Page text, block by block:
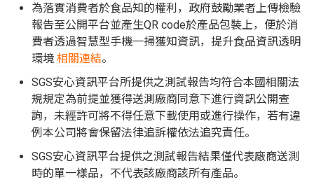
為落實消費者於食品知的權利，政府鼓勵業者上傳檢驗
報告至公開平台並產生QR code於產品包裝上，便於消
費者透過智慧型手機一掃獲知資訊，提升食品資訊透明
環境 相關連結。
SGS安心資訊平台所提供之測試報告均符合本國相關法
規規定為前提並獲得送測廠商同意下進行資訊公開查
詢，未經許可將不得任意下載使用或進行操作，若有違
例本公司將會保留法律追訴權依法追究責任。
SGS安心資訊平台提供之測試報告結果僅代表廠商送測
時的單一樣品，不代表該廠商該所有產品。